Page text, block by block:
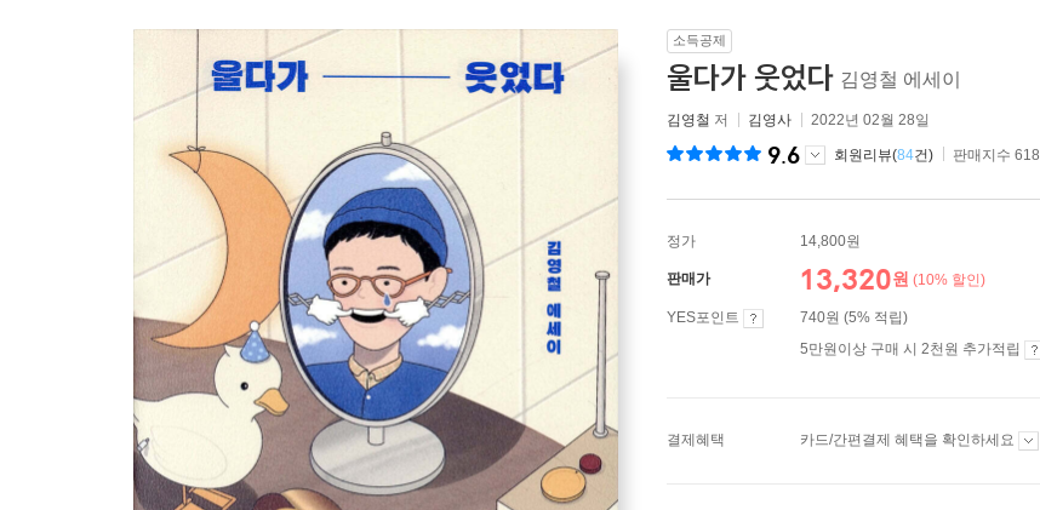
소득공제
울다가 웃었다 김영철 에세이
김영철 저 김영사 2022년 02월 28일
9.6 회원리뷰(84건) 판매지수 618
정가 14,800원
판매가 13,320원 (10% 할인)
YES포인트
740원 (5% 적립)
5만원이상 구매 시 2천원 추가적립
결제혜택 카드/간편결제 혜택을 확인하세요